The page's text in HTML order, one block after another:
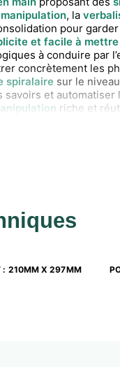
manipulation, la
pour
et facile à
à conduire par
concrètement les
spiralaire sur le
savoirs et automatiser
riche et
: 210MM X 297MM